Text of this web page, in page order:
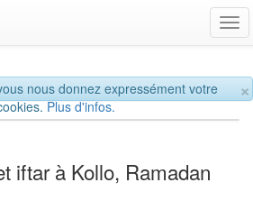
×
nous donnez expressément votre
Plus d'infos.
iftar à Kollo, Ramadan